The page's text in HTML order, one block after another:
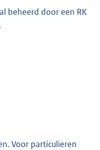
beheerd door een RK
Voor particulieren